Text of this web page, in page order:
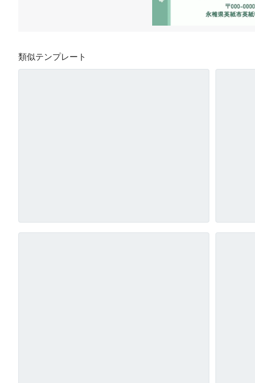
類似テンプレート